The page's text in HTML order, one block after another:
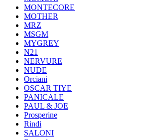
MONTECORE
MOTHER
MRZ
MSGM
MYGREY
N21
NERVURE
NUDE
Orciani
OSCAR TIYE
PANICALE
PAUL & JOE
Prosperine
Rindi
SALONI